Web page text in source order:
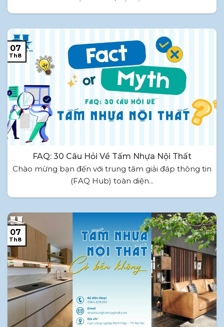
FAQ: 30 Câu Hỏi Về Tấm Nhựa Nội Thất
Chào mừng bạn đến với trung tâm giải đáp thông tin
(FAQ Hub) toàn diện...
07
Th8
07
Th8